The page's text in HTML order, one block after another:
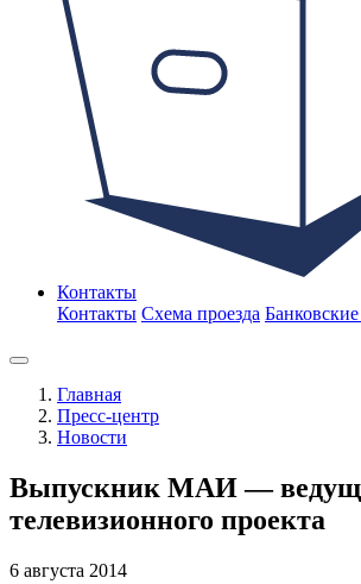
Контакты
Контакты Схема проезда
Главная
Пресс-центр
Новости
Выпускник МАИ —
телевизионного проекта
6 августа 2014